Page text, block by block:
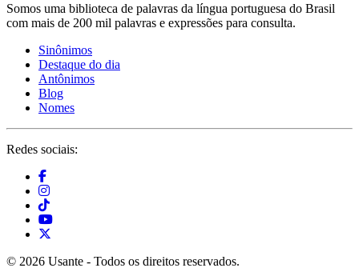
Somos uma biblioteca de palavras da língua portuguesa do Brasil
com mais de 200 mil palavras e expressões para consulta.
Sinônimos
Destaque do dia
Antônimos
Blog
Nomes
Redes sociais:
© 2026 Usante - Todos os direitos reservados.